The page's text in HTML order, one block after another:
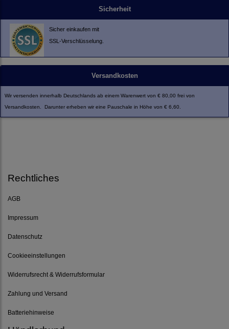
Sicherheit
Sicher einkaufen mit
SSL-Verschlüsselung.
Versandkosten
Wir versenden innerhalb Deutschlands ab einem Warenwert von € 80,00 frei von
Versandkosten. Darunter erheben wir eine Pauschale in Höhe von € 6,60.
Rechtliches
AGB
Impressum
Datenschutz
Cookieeinstellungen
Widerrufsrecht & Widerrufsformular
Zahlung und Versand
Batteriehinweise